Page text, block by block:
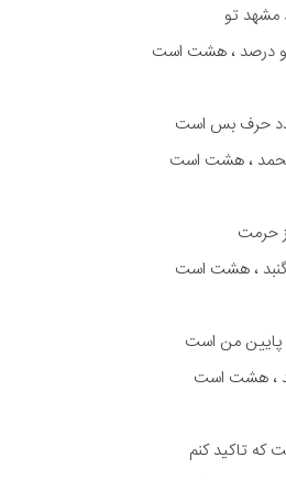
مشهد تو
درصد ، هشت است
حرف بس است
، هشت است
حرمت
گنبد ، هشت است
من است
، هشت است
تاکید کنم